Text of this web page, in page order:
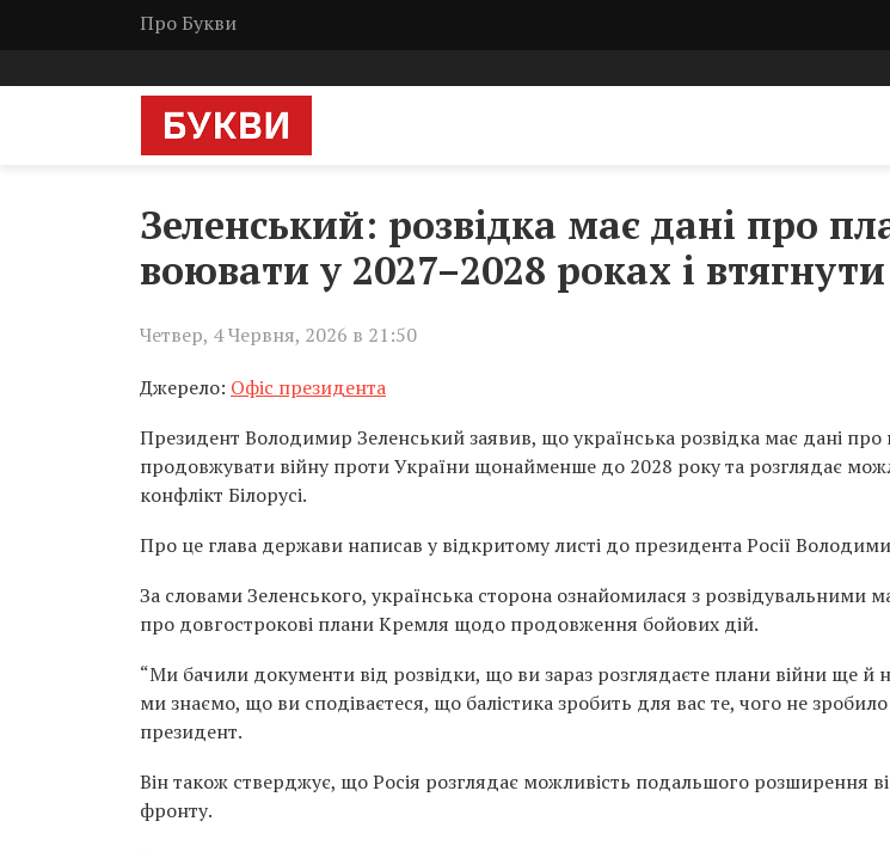
Про Букви
Зеленський: розвідка має дані про
воювати у 2027–2028 роках і
Четвер, 4 Червня, 2026 в 21:50
Джерело: Офіс президента
Президент Володимир Зеленський заявив, що українська розвідка має дані про
продовжувати війну проти України щонайменше до 2028 року та розглядає
конфлікт Білорусі.
Про це глава держави написав у відкритому листі до президента Росії
За словами Зеленського, українська сторона ознайомилася з розвідувальними
про довгострокові плани Кремля щодо продовження бойових дій.
“Ми бачили документи від розвідки, що ви зараз розглядаєте плани війни ще й
ми знаємо, що ви сподіваєтеся, що балістика зробить для вас те, чого не зробило
президент.
Він також стверджує, що Росія розглядає можливість подальшого розширення
фронту.